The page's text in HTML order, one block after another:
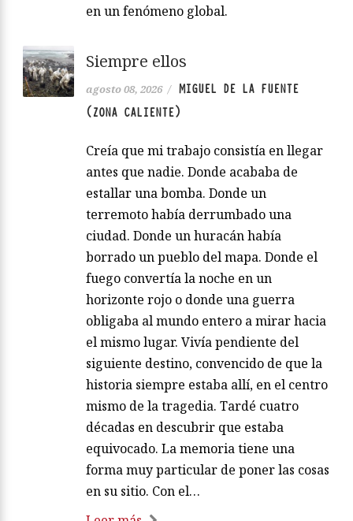
en un fenómeno global.
Siempre ellos
agosto 08, 2026 / MIGUEL DE LA FUENTE
(ZONA CALIENTE)
Creía que mi trabajo consistía en llegar
antes que nadie. Donde acababa de
estallar una bomba. Donde un
terremoto había derrumbado una
ciudad. Donde un huracán había
borrado un pueblo del mapa. Donde el
fuego convertía la noche en un
horizonte rojo o donde una guerra
obligaba al mundo entero a mirar hacia
el mismo lugar. Vivía pendiente del
siguiente destino, convencido de que la
historia siempre estaba allí, en el centro
mismo de la tragedia. Tardé cuatro
décadas en descubrir que estaba
equivocado. La memoria tiene una
forma muy particular de poner las cosas
en su sitio. Con el…